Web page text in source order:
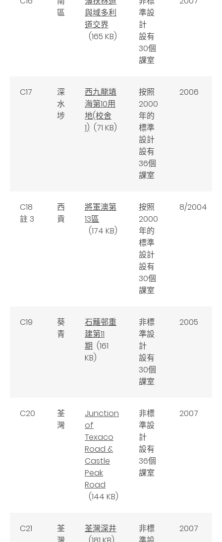
區
與域多利
道交界
(165 KB)
準設
計
設有
30個
課室
C17
深
水
埗
西九龍填
海第10用
地(校舍
1) (71 KB)
按照
2000
年的
標準
設計
設有
36個
課室
2006
C18
註 3
西
貢
將軍澳第
13區
(174 KB)
按照
2000
年的
標準
設計
設有
30個
課室
8/2004
C19
葵
青
石籬邨重
建第11
期 (161
KB)
非標
準設
計
設有
30個
課室
2005
C20
荃
灣
Junction
of
Texaco
Road &
Castle
Peak
Road
(144 KB)
非標
準設
計
設有
36個
課室
2007
C21
荃
荃灣深井
非標
2007